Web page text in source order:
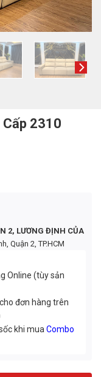
2310
2, LƯƠNG ĐỊNH CỦA
Quận 2, TP.HCM
Online (tùy sản
đơn hàng trên
khi muaCombo